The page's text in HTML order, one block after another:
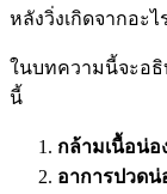
หลังวิ่งเกิดจากอะ
ในบทความนี้จะอธิ
นี้
กล้ามเนื้อน่อ
อาการปวดน่